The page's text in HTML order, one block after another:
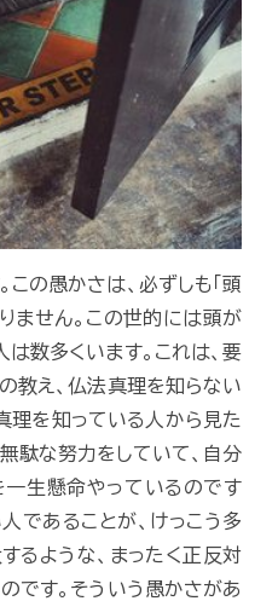
この愚かさは、必ずしも「頭
ません。この世的には頭が
は数多くいます。これは、要
教え、仏法真理を知らない
理を知っている人から見た
駄な努力をしていて、自分
生懸命やっているのです
であることが、けっこう多
るような、まったく正反対
です。そういう愚かさがあ